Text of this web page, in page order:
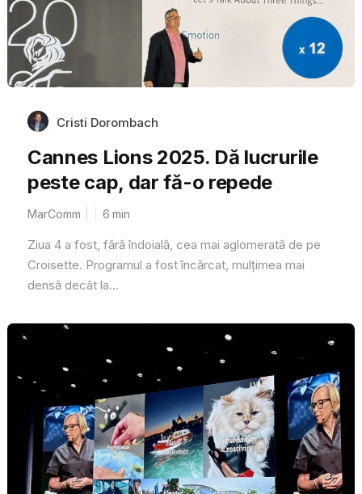
Cristi Dorombach
Cannes Lions 2025. Dă lucrurile
peste cap, dar fă-o repede
MarComm 6 min
Ziua 4 a fost, fără îndoială, cea mai aglomerată de pe
Croisette. Programul a fost încărcat, mulțimea mai
densă decât la...